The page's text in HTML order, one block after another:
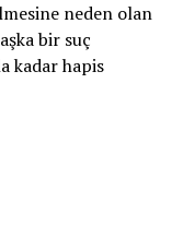
neden olan
bir suç
kadar hapis